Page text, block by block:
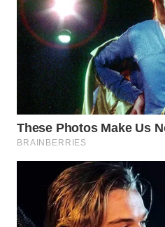
WAHANANEWS
ID
WAHANANEWS
CO ID
WAHANANEWS
NET
WAHANA
SPORT